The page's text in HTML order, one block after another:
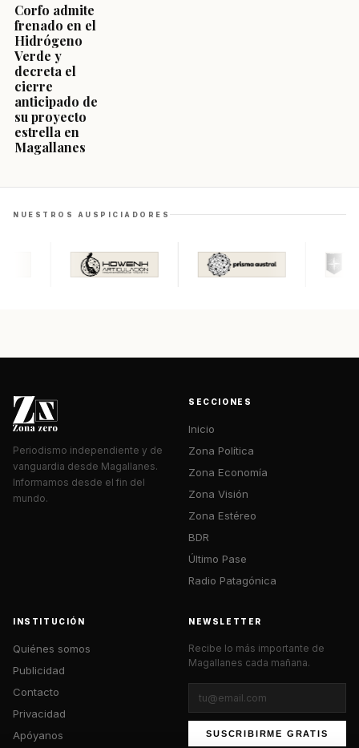
Corfo admite
frenado en el
Hidrógeno
Verde y
decreta el
cierre
anticipado de
su proyecto
estrella en
Magallanes
NUESTROS AUSPICIADORES
Periodismo independiente y de
vanguardia desde Magallanes.
Informamos desde el fin del
mundo.
SECCIONES
Inicio
Zona Política
Zona Economía
Zona Visión
Zona Estéreo
BDR
Último Pase
Radio Patagónica
INSTITUCIÓN
Quiénes somos
Publicidad
Contacto
Privacidad
Apóyanos
NEWSLETTER
Recibe lo más importante de
Magallanes cada mañana.
SUSCRIBIRME GRATIS